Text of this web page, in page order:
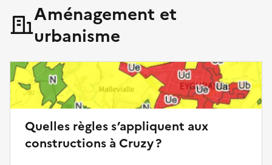
Aménagement et
urbanisme
Quelles règles s’appliquent aux
constructions à Cruzy ?